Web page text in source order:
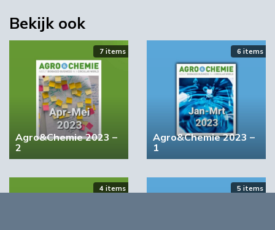
STRONGBIONET verbindt Europese newerken bio-
economie
Bekijk ook
7 items
Agro&Chemie 2023 –
2
6 items
Agro&Chemie 2023 –
1
4 items 5 items